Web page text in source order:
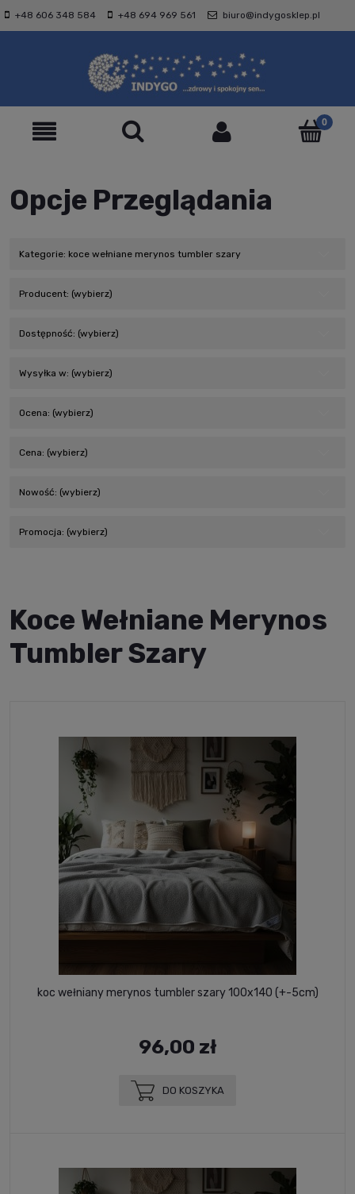
+48 606 348 584 +48 694 969 561 biuro@indygosklep.pl
Opcje Przeglądania
Kategorie: koce wełniane merynos tumbler szary
Producent: (wybierz)
Dostępność: (wybierz)
Wysyłka w: (wybierz)
Ocena: (wybierz)
Cena: (wybierz)
Nowość: (wybierz)
Promocja: (wybierz)
Koce Wełniane Merynos
Tumbler Szary
koc wełniany merynos tumbler szary 100x140 (+-5cm)
96,00 zł
DO KOSZYKA